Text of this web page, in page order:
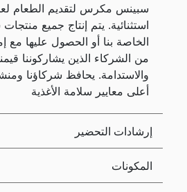
سبينس مكرس لتقديم الطعام
استثنائية. يتم إنتاج جميع
الخاصة بنا أو الحصول عليها مع
من الشركاء الذين يشاركوننا
والاستدامة. يحافظ شركاؤنا
أعلى معايير سلامة الأغذية
إرشادات التحضير
المكونات